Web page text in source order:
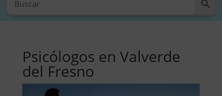
Psicólogos en Valverde
del Fresno